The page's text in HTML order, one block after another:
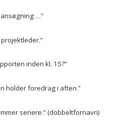
…”
inden kl. 15?”
holder foredrag i aften.”
senere.” (dobbeltfornavn)